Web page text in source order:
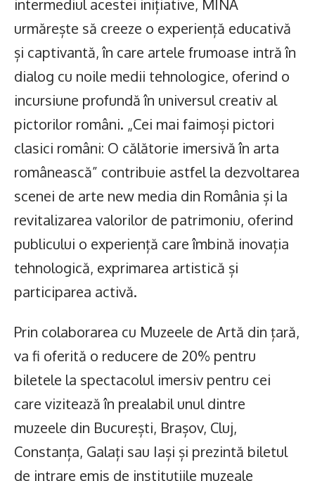
intermediul acestei inițiative, MINA
urmărește să creeze o experiență educativă
și captivantă, în care artele frumoase intră în
dialog cu noile medii tehnologice, oferind o
incursiune profundă în universul creativ al
pictorilor români. „Cei mai faimoși pictori
clasici români: O călătorie imersivă în arta
românească” contribuie astfel la dezvoltarea
scenei de arte new media din România și la
revitalizarea valorilor de patrimoniu, oferind
publicului o experiență care îmbină inovația
tehnologică, exprimarea artistică și
participarea activă.
Prin colaborarea cu Muzeele de Artă din țară,
va fi oferită o reducere de 20% pentru
biletele la spectacolul imersiv pentru cei
care vizitează în prealabil unul dintre
muzeele din București, Brașov, Cluj,
Constanța, Galați sau Iași și prezintă biletul
de intrare emis de instituțiile muzeale